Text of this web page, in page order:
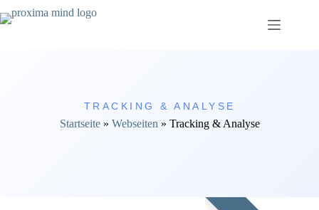
TRACKING & ANALYSE
Startseite» Webseiten » Tracking & Analyse
ab 99€